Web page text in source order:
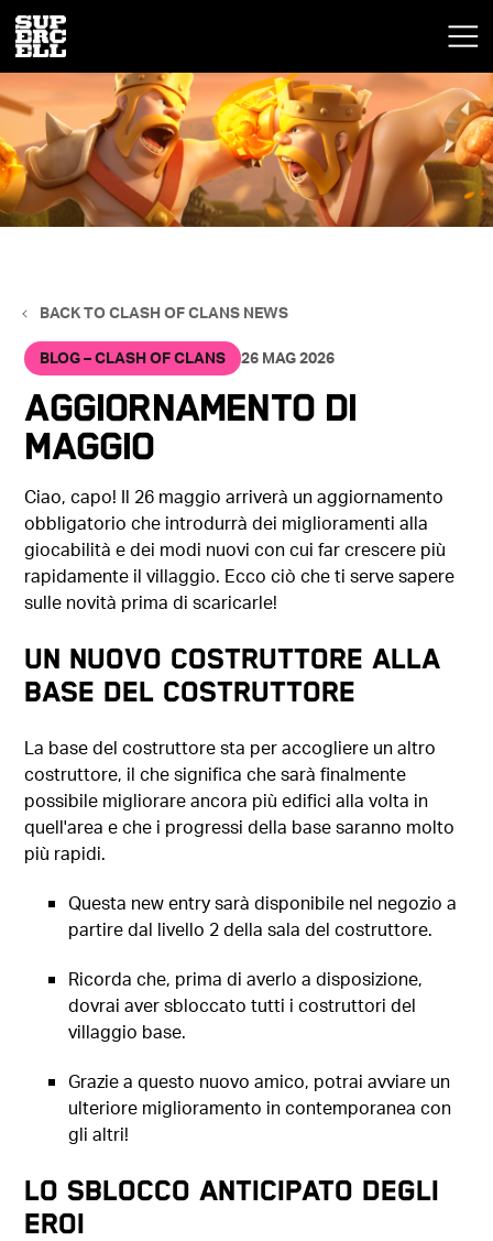
BACK TO CLASH OF CLANS NEWS
BLOG – CLASH OF CLANS 26 MAG 2026
Aggiornamento di
maggio
Ciao, capo! Il 26 maggio arriverà un aggiornamento
obbligatorio che introdurrà dei miglioramenti alla
giocabilità e dei modi nuovi con cui far crescere più
rapidamente il villaggio. Ecco ciò che ti serve sapere
sulle novità prima di scaricarle!
Un nuovo costruttore alla
base del costruttore
La base del costruttore sta per accogliere un altro
costruttore, il che significa che sarà finalmente
possibile migliorare ancora più edifici alla volta in
quell'area e che i progressi della base saranno molto
più rapidi.
Questa new entry sarà disponibile nel negozio a
partire dal livello 2 della sala del costruttore.
Ricorda che, prima di averlo a disposizione,
dovrai aver sbloccato tutti i costruttori del
villaggio base.
Grazie a questo nuovo amico, potrai avviare un
ulteriore miglioramento in contemporanea con
gli altri!
Lo sblocco anticipato degli
eroi